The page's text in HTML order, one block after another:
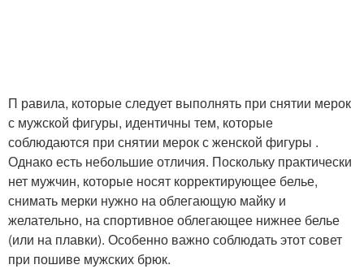
П равила, которые следует выполнять при снятии мерок
с мужской фигуры, идентичны тем, которые
соблюдаются при снятии мерок с женской фигуры .
Однако есть небольшие отличия. Поскольку практически
нет мужчин, которые носят корректирующее белье,
снимать мерки нужно на облегающую майку и
желательно, на спортивное облегающее нижнее белье
(или на плавки). Особенно важно соблюдать этот совет
при пошиве мужских брюк.